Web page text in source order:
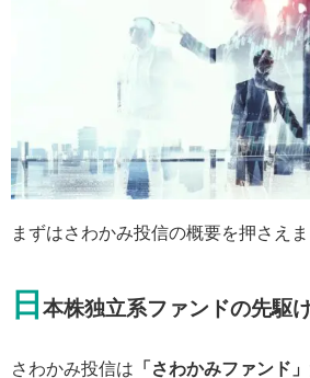
まずはさわかみ投信の概要を押さえま
日 本株独立系ファンドの先駆
さわかみ投信は 「さわかみファンド